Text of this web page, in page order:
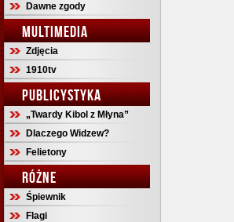
Dawne zgody
MULTIMEDIA
Zdjęcia
1910tv
PUBLICYSTYKA
„Twardy Kibol z Młyna”
Dlaczego Widzew?
Felietony
RÓŻNE
Śpiewnik
Flagi